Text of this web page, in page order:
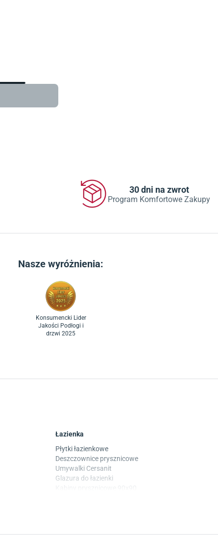
30 dni na zwrot
Program Komfortowe Zakupy
Nasze wyróżnienia:
Konsumencki Lider
Jakości Podłogi i
drzwi 2025
Łazienka
Płytki łazienkowe
Deszczownice prysznicowe
Umywalki Cersanit
Glazura do łazienki